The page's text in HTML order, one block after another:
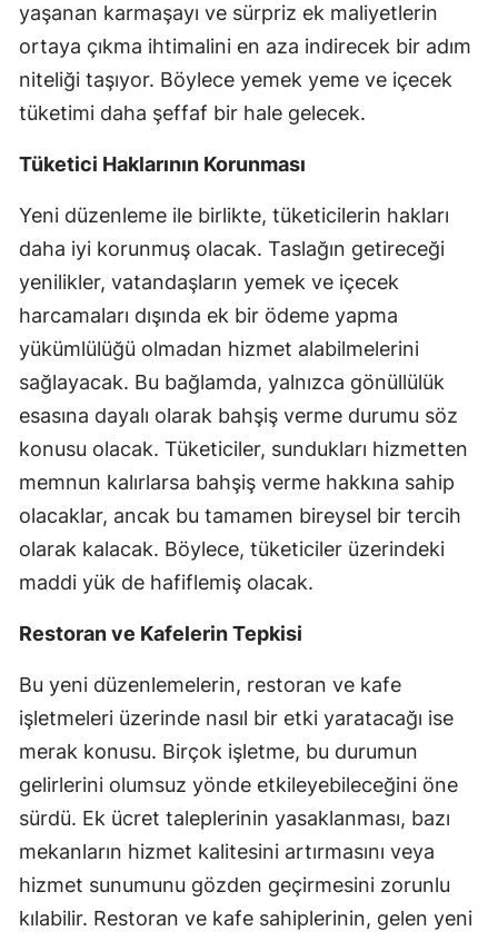
İstanbul
Kars
Kayseri
Kırklareli
Kırşehir
Kocaeli
Konya
Kütahya
Malatya
Manisa
Nevşehir
Niğde
Rize
Sakarya
yaşanan karmaşayı ve sürpriz ek maliyetlerin
ortaya çıkma ihtimalini en aza indirecek bir adım
niteliği taşıyor. Böylece yemek yeme ve içecek
tüketimi daha şeffaf bir hale gelecek.
Tüketici Haklarının Korunması
Yeni düzenleme ile birlikte, tüketicilerin hakları
daha iyi korunmuş olacak. Taslağın getireceği
yenilikler, vatandaşların yemek ve içecek
harcamaları dışında ek bir ödeme yapma
yükümlülüğü olmadan hizmet alabilmelerini
sağlayacak. Bu bağlamda, yalnızca gönüllülük
esasına dayalı olarak bahşiş verme durumu söz
konusu olacak. Tüketiciler, sundukları hizmetten
memnun kalırlarsa bahşiş verme hakkına sahip
olacaklar, ancak bu tamamen bireysel bir tercih
olarak kalacak. Böylece, tüketiciler üzerindeki
maddi yük de hafiflemiş olacak.
Restoran ve Kafelerin Tepkisi
Bu yeni düzenlemelerin, restoran ve kafe
işletmeleri üzerinde nasıl bir etki yaratacağı ise
merak konusu. Birçok işletme, bu durumun
gelirlerini olumsuz yönde etkileyebileceğini öne
sürdü. Ek ücret taleplerinin yasaklanması, bazı
mekanların hizmet kalitesini artırmasını veya
hizmet sunumunu gözden geçirmesini zorunlu
kılabilir. Restoran ve kafe sahiplerinin, gelen yeni